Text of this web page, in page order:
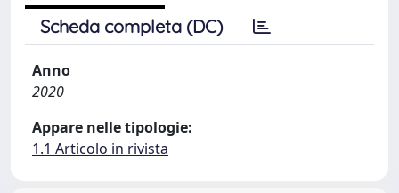
Scheda completa (DC)
Anno
2020
Appare nelle tipologie:
1.1 Articolo in rivista